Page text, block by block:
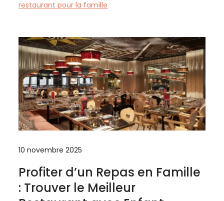
restaurant pour la famille
10 novembre 2025
Profiter d’un Repas en Famille
: Trouver le Meilleur